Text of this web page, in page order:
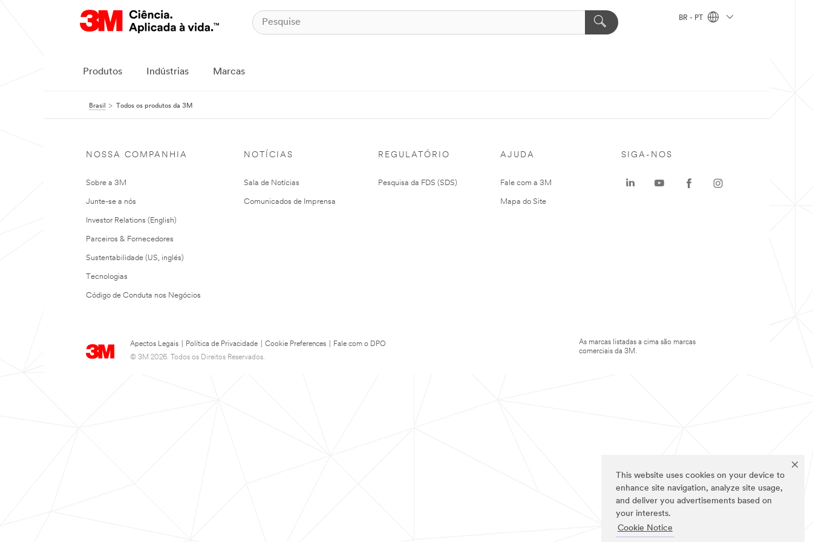
This website uses cookies on your device to
enhance site navigation, analyze site usage,
and deliver you advertisements based on
your interests.
Cookie Notice
BR - PT
Produtos Indústrias Marcas
Brasil Todos os produtos da 3M
NOSSA COMPANHIA
Sobre a 3M
Junte-se a nós
Investor Relations (English)
Parceiros & Fornecedores
Sustentabilidade (US, inglés)
Tecnologias
Código de Conduta nos Negócios
NOTÍCIAS
Sala de Notícias
Comunicados de Imprensa
REGULATÓRIO
Pesquisa da FDS (SDS)
AJUDA
Fale com a 3M
Mapa do Site
Apectos Legais Política de Privacidade Cookie Preferences
Fale com o DPO
© 3M 2026. Todos os Direitos Reservados.
SIGA-NOS
As marcas listadas a cima são marcas
comerciais da 3M.